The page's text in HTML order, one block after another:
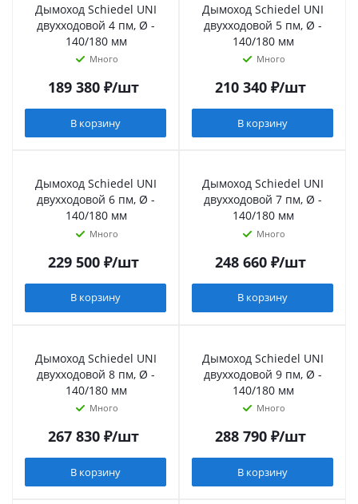
Дымоход Schiedel UNI
двухходовой 4 пм, Ø -
140/180 мм
Много
189 380₽/шт
В корзину
Дымоход Schiedel UNI
двухходовой 5 пм, Ø -
140/180 мм
Много
210 340₽/шт
В корзину
Дымоход Schiedel UNI
двухходовой 6 пм, Ø -
140/180 мм
Много
229 500₽/шт
В корзину
Дымоход Schiedel UNI
двухходовой 7 пм, Ø -
140/180 мм
Много
248 660₽/шт
В корзину
Дымоход Schiedel UNI
двухходовой 8 пм, Ø -
140/180 мм
Много
267 830₽/шт
В корзину
Дымоход Schiedel UNI
двухходовой 9 пм, Ø -
140/180 мм
Много
288 790₽/шт
В корзину